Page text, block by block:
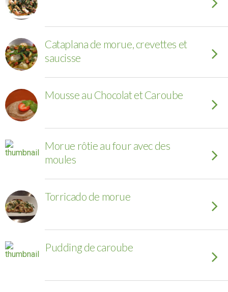
Cataplana de morue, crevettes et
saucisse
Mousse au Chocolat et Caroube
Morue rôtie au four avec des
moules
Torricado de morue
Pudding de caroube